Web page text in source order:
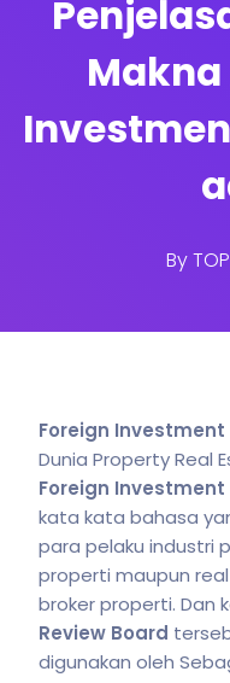
By
Foreign Investment
Dunia Property Real
Foreign Investment
kata kata bahasa
para pelaku industri
properti maupun
broker properti. Dan
Review Board
digunakan oleh